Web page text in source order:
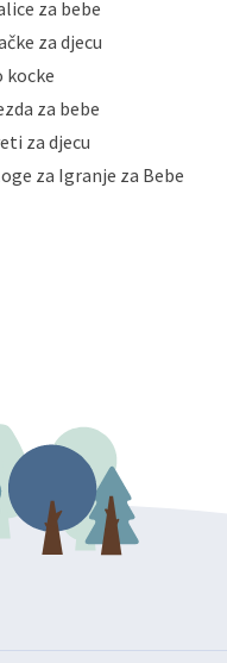
pristup i
onim svojim
radi provedbe
Napominjemo
ili djelomice,
Vaših osobnih
podnijeti poštom na
na adresu:
za bebe
za djecu
kocke
za bebe
za djecu
za Igranje za Bebe